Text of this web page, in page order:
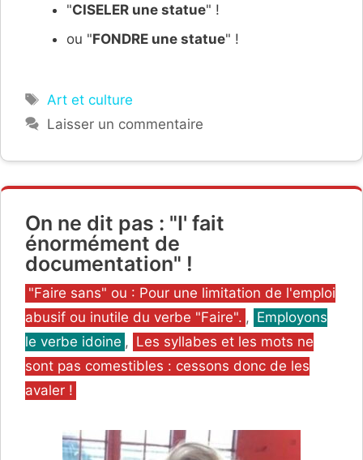
"CISELER une statue" !
ou "FONDRE une statue" !
Étiquettes
Art et culture
Laisser un commentaire
On ne dit pas : "I' fait
énormément de
documentation" !
Catégories
"Faire sans" ou : Pour une limitation de l'emploi
abusif ou inutile du verbe "Faire". , Employons
le verbe idoine , Les syllabes et les mots ne
sont pas comestibles : cessons donc de les
avaler !